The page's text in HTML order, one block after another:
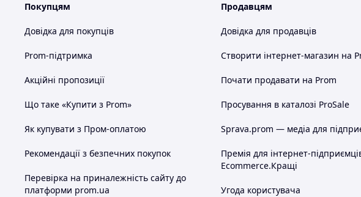
Покупцям
Довідка для покупців
Prom-підтримка
Акційні пропозиції
Що таке «Купити з Prom»
Як купувати з Пром-оплатою
Рекомендації з безпечних покупок
Перевірка на приналежність сайту до
платформи prom.ua
Продавцям
Довідка для продавців
Створити інтернет-магазин на
Почати продавати на Prom
Просування в каталозі ProSale
Sprava.prom — медіа для
Премія для інтернет-
Ecommerce.Кращі
Угода користувача